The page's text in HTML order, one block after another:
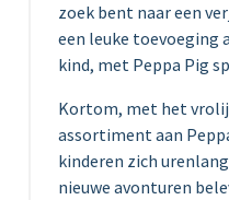
zoek bent naar een
een leuke toevoeging
kind, met Peppa Pig
Kortom, met het
assortiment aan
kinderen zich
nieuwe avonturen